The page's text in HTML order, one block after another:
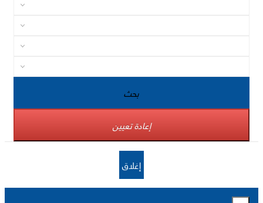
بحث
إعادة تعيين
إغلاق